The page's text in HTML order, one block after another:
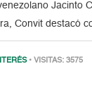
Jacinto
Convit destacó
• VISITAS: 3575